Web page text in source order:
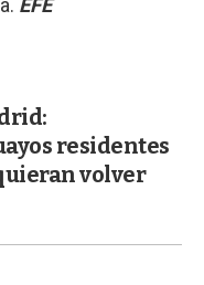
EFE
residentes
volver